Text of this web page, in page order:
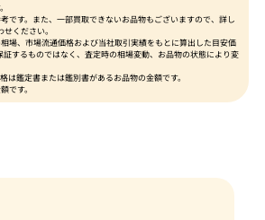
です。また、一部買取できないお品物もございますので、詳し
ください。
場、市場流通価格および当社取引実績をもとに算出した目安価
証するものではなく、査定時の相場変動、お品物の状態により変
は鑑定書または鑑別書があるお品物の金額です。
です。